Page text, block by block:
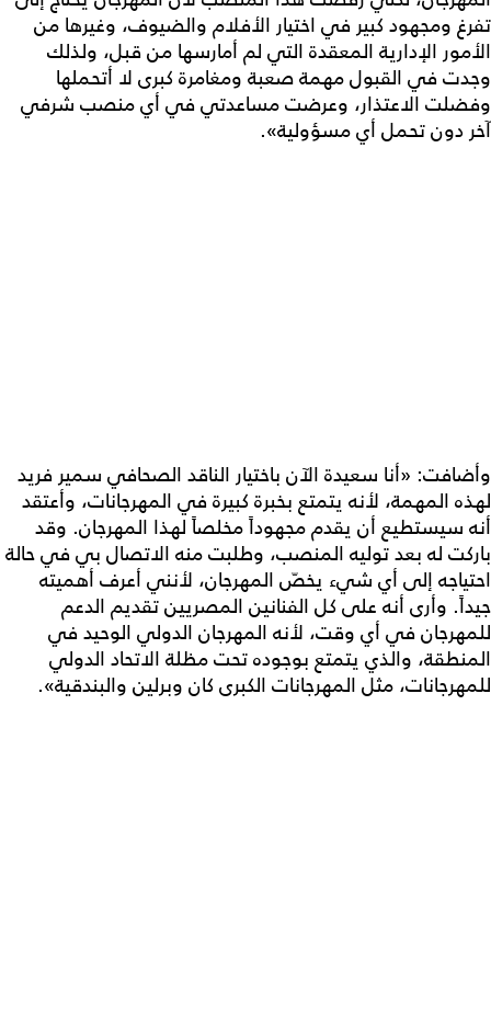
تفرغ ومجهود كبير في اختيار الأفلام والضيوف، وغيرها من
الأمور الإدارية المعقدة التي لم أمارسها من قبل، ولذلك
وجدت في القبول مهمة صعبة ومغامرة كبرى لا أتحملها
وفضلت الاعتذار، وعرضت مساعدتي في أي منصب شرفي
آخر دون تحمل أي مسؤولية».
وأضافت: «أنا سعيدة الآن باختيار الناقد الصحافي سمير فريد
لهذه المهمة، لأنه يتمتع بخبرة كبيرة في المهرجانات، وأعتقد
أنه سيستطيع أن يقدم مجهوداً مخلصاً لهذا المهرجان. وقد
باركت له بعد توليه المنصب، وطلبت منه الاتصال بي في حالة
احتياجه إلى أي شيء يخصّ المهرجان، لأنني أعرف أهميته
جيداً. وأرى أنه على كل الفنانين المصريين تقديم الدعم
للمهرجان في أي وقت، لأنه المهرجان الدولي الوحيد في
المنطقة، والذي يتمتع بوجوده تحت مظلة الاتحاد الدولي
للمهرجانات، مثل المهرجانات الكبرى كان وبرلين والبندقية».